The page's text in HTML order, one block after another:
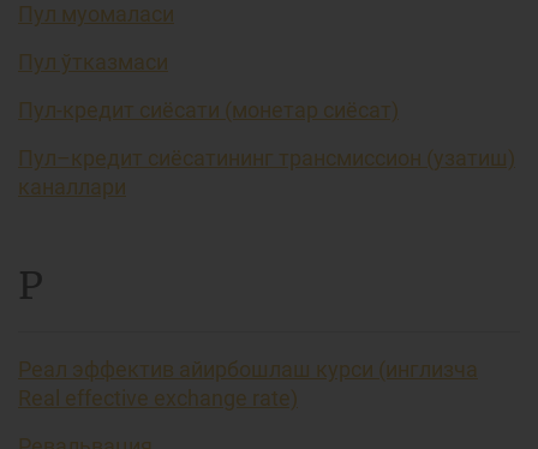
Пул муомаласи
Пул ўтказмаси
Пул-кредит сиёсати (монетар сиёсат)
Пул–кредит сиёсатининг трансмиссион (узатиш)
каналлари
Р
Реал эффектив айирбошлаш курси (инглизча
Real effective exchange rate)